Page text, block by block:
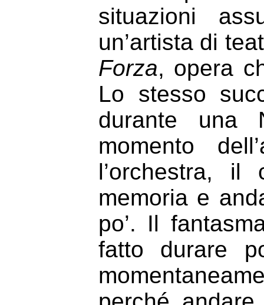
situazioni
un’artista di
Forza, opera
Lo stesso
durante una
momento
l’orchestra,
memoria e
po’. Il
fatto durare